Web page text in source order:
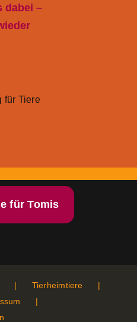
dabei –
für Tomis
Tierheimtiere